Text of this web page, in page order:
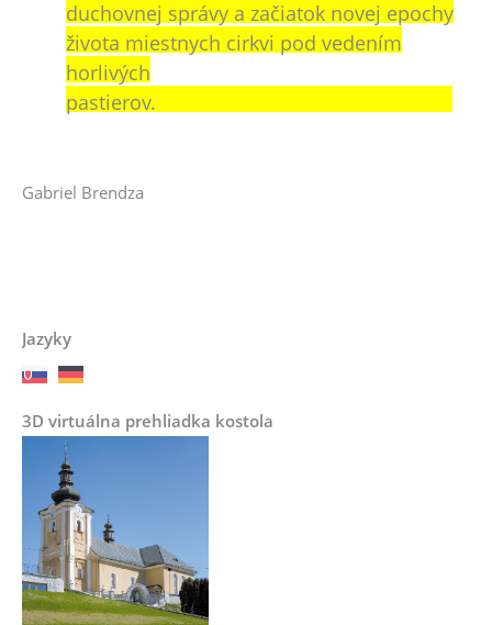
duchovnej správy a začiatok novej epochy
života miestnych cirkvi pod vedením
horlivých
pastierov.
Gabriel Brendza
Jazyky
3D virtuálna prehliadka kostola